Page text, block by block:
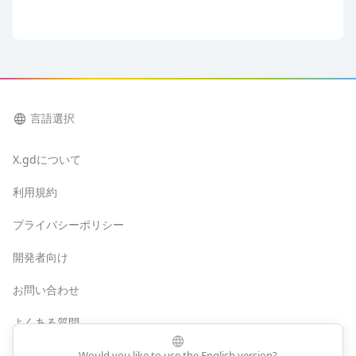
language 言語選択
X.gdについて
利用規約
プライバシーポリシー
開発者向け
お問い合わせ
よくある質問
language